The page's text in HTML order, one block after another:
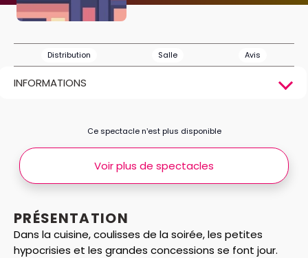
Distribution Salle Avis
INFORMATIONS
PRÉSENTATION
Dans la cuisine, coulisses de la soirée, les petites
hypocrisies et les grandes concessions se font jour.
Ce spectacle n’est plus disponible
Voir plus de spectacles